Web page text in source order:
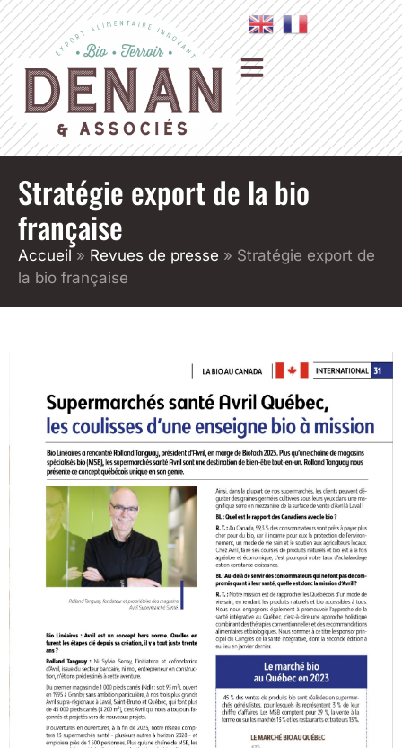
Stratégie export de la bio
française
Accueil » Revues de presse » Stratégie export de
la bio française